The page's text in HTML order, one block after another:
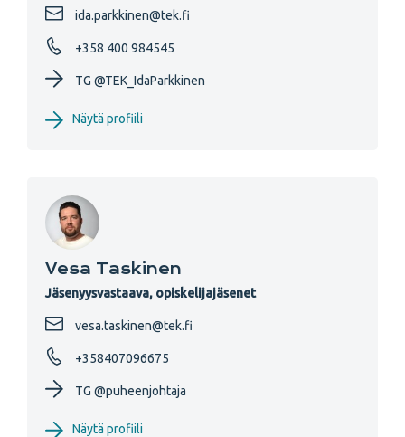
ida.parkkinen@tek.fi
+358 400 984545
TG @TEK_IdaParkkinen
Näytä profiili
Vesa Taskinen
Jäsenyysvastaava, opiskelijajäsenet
vesa.taskinen@tek.fi
+358407096675
TG @puheenjohtaja
Näytä profiili